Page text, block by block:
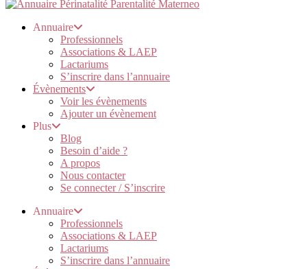
Annuaire
Professionnels
Associations & LAEP
Lactariums
S’inscrire dans l’annuaire
Évènements
Voir les évènements
Ajouter un évènement
Plus
Blog
Besoin d’aide ?
A propos
Nous contacter
Se connecter / S’inscrire
Annuaire
Professionnels
Associations & LAEP
Lactariums
S’inscrire dans l’annuaire